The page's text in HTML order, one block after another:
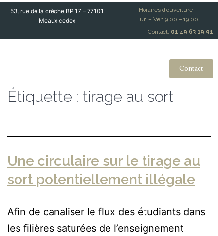
53, rue de la crèche BP 17 – 77101
Meaux cedex
Horaires d’ouverture :
Lun – Ven 9.00 – 19.00
Contact: 01 49 63 19 91
Contact
Étiquette : tirage au sort
Une circulaire sur le tirage au
sort potentiellement illégale
Afin de canaliser le flux des étudiants dans
les filières saturées de l’enseignement